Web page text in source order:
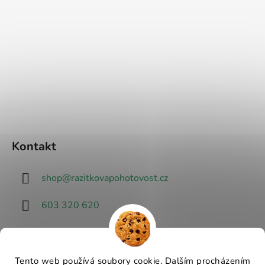
Tento web používá soubory cookie. Dalším procházením
Kontakt
shop@razitkovapohotovost.cz
603 320 620